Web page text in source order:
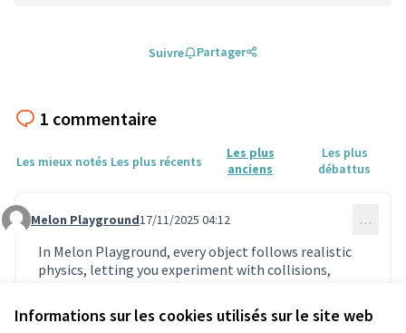
Informations sur les cookies utilisés sur le site web
Suivre Partager
1 commentaire
Les mieux notés Les plus récents
Les plus
anciens
Les plus
débattus
Commentaire 1977
Melon Playground17/11/2025 04:12 …
In Melon Playground, every object follows realistic
physics, letting you experiment with collisions,
https://melonplaygroundonline.io
(Lien externe)